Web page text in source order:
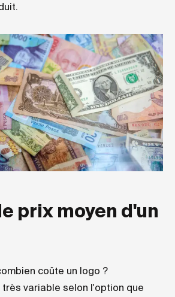
prix moyen d'un
coûte un logo ?
variable selon l'option que